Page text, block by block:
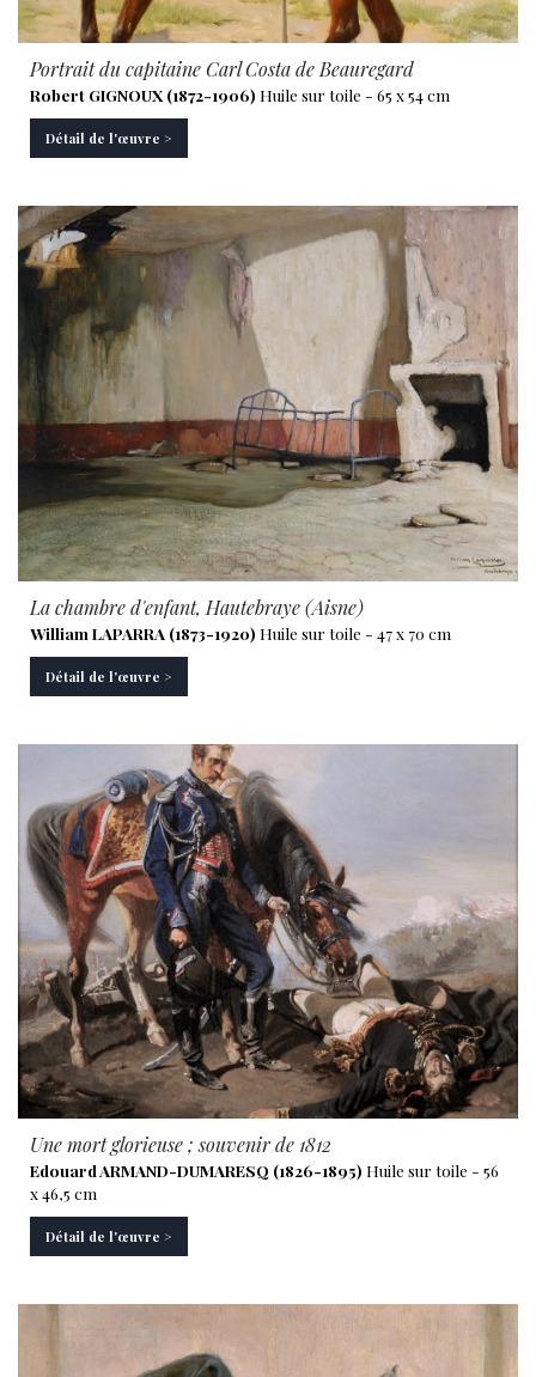
Portrait du capitaine Carl Costa de Beauregard
Robert GIGNOUX (1872-1906) Huile sur toile - 65 x 54 cm
Détail de l'œuvre >
La chambre d'enfant, Hautebraye (Aisne)
William LAPARRA (1873-1920) Huile sur toile - 47 x 70 cm
Détail de l'œuvre >
Une mort glorieuse ; souvenir de 1812
Edouard ARMAND-DUMARESQ (1826-1895) Huile sur toile - 56
x 46,5 cm
Détail de l'œuvre >